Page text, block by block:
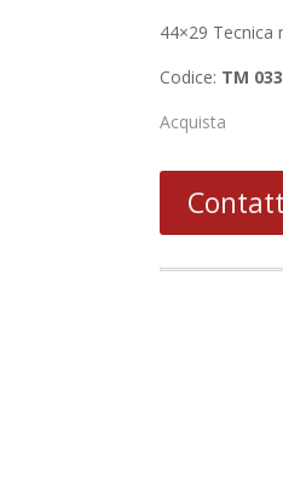
44×29 Tecnica
Codice: TM 033
Acquista